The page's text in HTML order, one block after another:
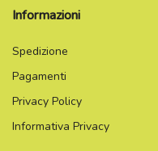
Informazioni
Spedizione
Pagamenti
Privacy Policy
Informativa Privacy